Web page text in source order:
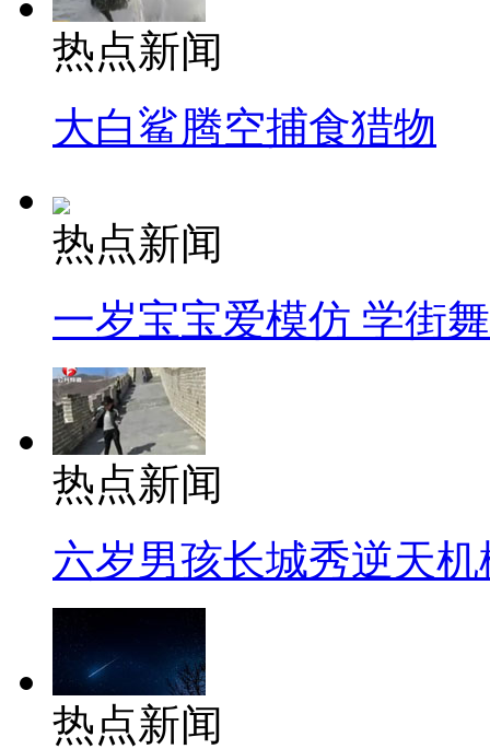
热点新闻
大白鲨腾空捕食猎物
热点新闻
一岁宝宝爱模仿 学街
热点新闻
六岁男孩长城秀逆天机
热点新闻